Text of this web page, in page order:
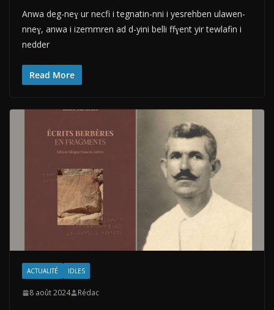
Anwa deg-neɣ ur necfi i tegnatin-nni i yesrehben ulawen-
nneɣ, anwa i izemmren ad d-yini belli ffɣent yir tewlafin i
nedder
Read More
ACTUALITÉ IDLES
8 août 2024 Rédac